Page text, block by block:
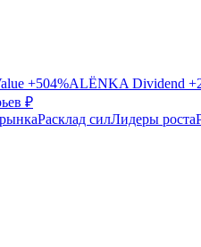
+504%ALЁNKA Dividend
в ₽
Расклад силЛидеры роста